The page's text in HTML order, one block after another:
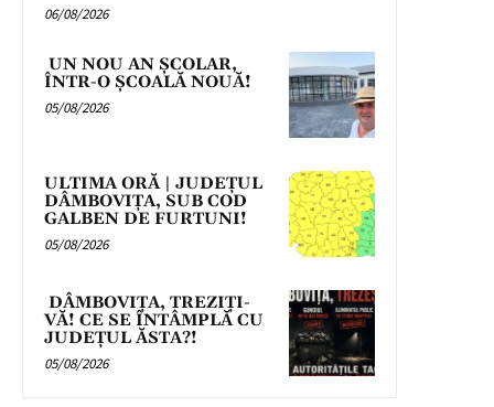
06/08/2026
UN NOU AN ȘCOLAR,
ÎNTR-O ȘCOALĂ NOUĂ!
05/08/2026
ULTIMA ORĂ | JUDEȚUL
DÂMBOVIȚA, SUB COD
GALBEN DE FURTUNI!
05/08/2026
DÂMBOVIȚA, TREZIȚI-
VĂ! CE SE ÎNTÂMPLĂ CU
JUDEȚUL ĂSTA?!
05/08/2026